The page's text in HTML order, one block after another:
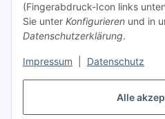
Alle
(Fingerabdruck-Icon links
Sie unter Konfigurieren und in
Datenschutzerklärung.
Impressum Datenschutz
Starke Marken